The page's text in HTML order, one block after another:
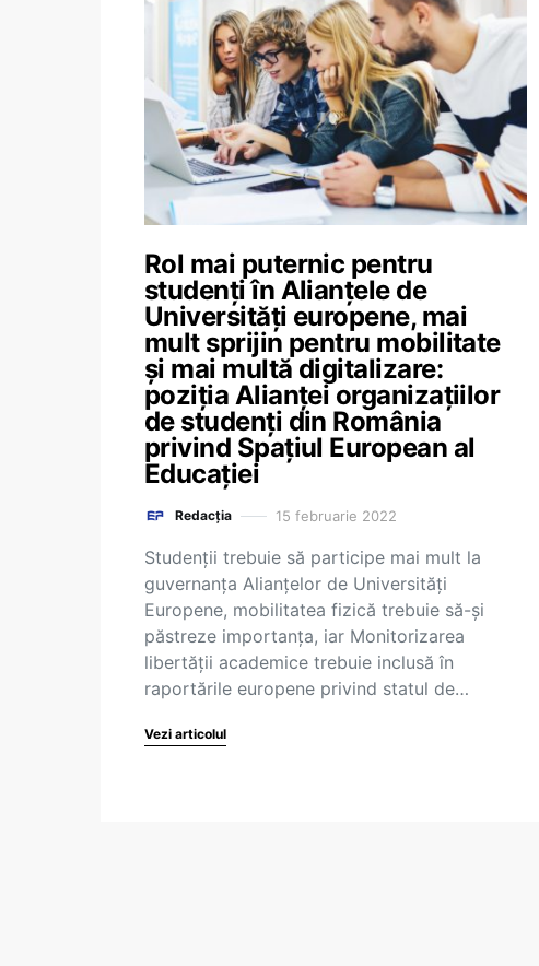
Rol mai puternic pentru
studenți în Alianțele de
Universități europene, mai
mult sprijin pentru mobilitate
și mai multă digitalizare:
poziția Alianței organizațiilor
de studenți din România
privind Spațiul European al
Educației
Redacția 15 februarie 2022
Studenții trebuie să participe mai mult la
guvernanța Alianțelor de Universități
Europene, mobilitatea fizică trebuie să-și
păstreze importanța, iar Monitorizarea
libertății academice trebuie inclusă în
raportările europene privind statul de…
Vezi articolul